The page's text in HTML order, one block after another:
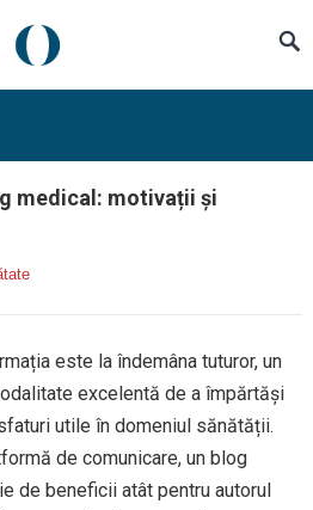
medical: motivații și
este la îndemâna tuturor, un
excelentă de a împărtăși
utile în domeniul sănătății.
de comunicare, un blog
de beneficii atât pentru autorul